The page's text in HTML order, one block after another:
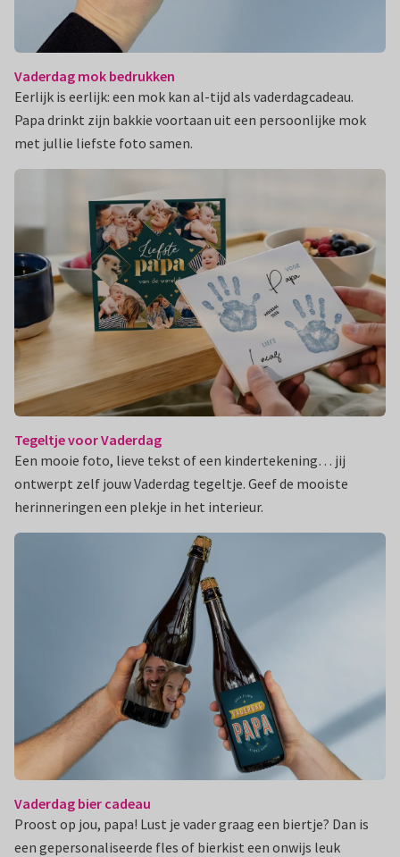
Vaderdag mok bedrukken
Eerlijk is eerlijk: een mok kan al-tijd als vaderdagcadeau.
Papa drinkt zijn bakkie voortaan uit een persoonlijke mok
met jullie liefste foto samen.
Tegeltje voor Vaderdag
Een mooie foto, lieve tekst of een kindertekening… jij
ontwerpt zelf jouw Vaderdag tegeltje. Geef de mooiste
herinneringen een plekje in het interieur.
Vaderdag bier cadeau
Proost op jou, papa! Lust je vader graag een biertje? Dan is
een gepersonaliseerde fles of bierkist een onwijs leuk